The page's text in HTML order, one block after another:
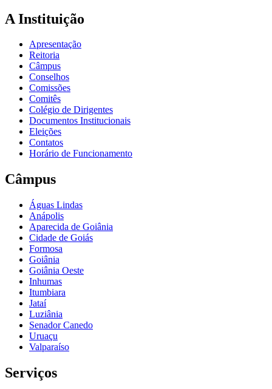
A Instituição
Apresentação
Reitoria
Câmpus
Conselhos
Comissões
Comitês
Colégio de Dirigentes
Documentos Institucionais
Eleições
Contatos
Horário de Funcionamento
Câmpus
Águas Lindas
Anápolis
Aparecida de Goiânia
Cidade de Goiás
Formosa
Goiânia
Goiânia Oeste
Inhumas
Itumbiara
Jataí
Luziânia
Senador Canedo
Uruaçu
Valparaíso
Serviços